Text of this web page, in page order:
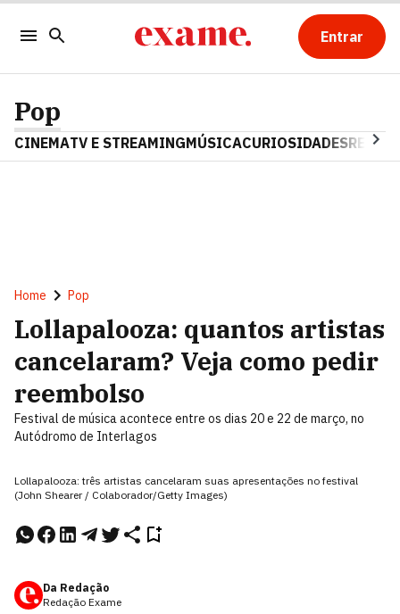
Entrar
Pop
CINEMATV E STREAMINGMÚSICACURIOSIDADES
Home Pop
Lollapalooza: quantos artistas
cancelaram? Veja como pedir
reembolso
Festival de música acontece entre os dias 20 e 22 de março, no
Autódromo de Interlagos
Lollapalooza: três artistas cancelaram suas apresentações no festival
(John Shearer / Colaborador/Getty Images)
Da Redação
Redação Exame